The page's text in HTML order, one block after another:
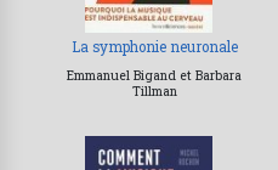
La symphonie neuronale
Emmanuel Bigand et Barbara
Tillman